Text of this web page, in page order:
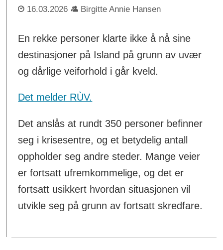
16.03.2026 Birgitte Annie Hansen
En rekke personer klarte ikke å nå sine
destinasjoner på Island på grunn av uvær
og dårlige veiforhold i går kveld.
Det melder RÙV.
Det anslås at rundt 350 personer befinner
seg i krisesentre, og et betydelig antall
oppholder seg andre steder. Mange veier
er fortsatt ufremkommelige, og det er
fortsatt usikkert hvordan situasjonen vil
utvikle seg på grunn av fortsatt skredfare.